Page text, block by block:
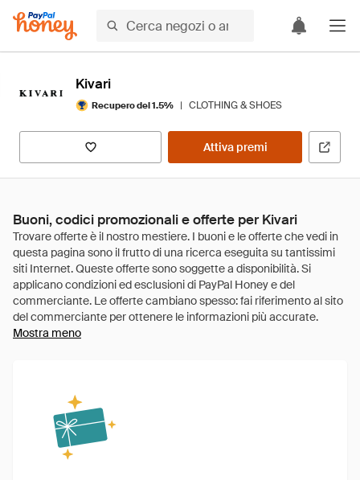
Kivari
Recupero del 1.5% | CLOTHING & SHOES
Attiva premi
Buoni, codici promozionali e offerte per Kivari
Mostra meno